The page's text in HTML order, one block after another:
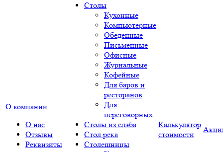
О компании
О нас
Отзывы
Реквизиты
Столы
Кухонные
Компьютерные
Обеденные
Письменные
Офисные
Журнальные
Кофейные
Для баров и
ресторанов
Для
переговорных
Столы из слэба
Стол река
Столешницы
Калькулятор
стоимости